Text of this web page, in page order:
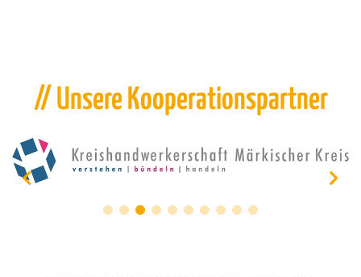
// Unsere Kooperationspartner